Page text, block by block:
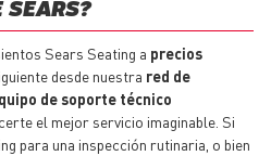
SEARS?
Sears Seating a precios
desde nuestra red de
de soporte técnico
el mejor servicio imaginable. Si
para una inspección rutinaria, o bien